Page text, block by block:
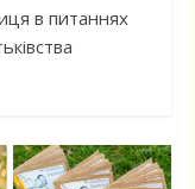
в питаннях